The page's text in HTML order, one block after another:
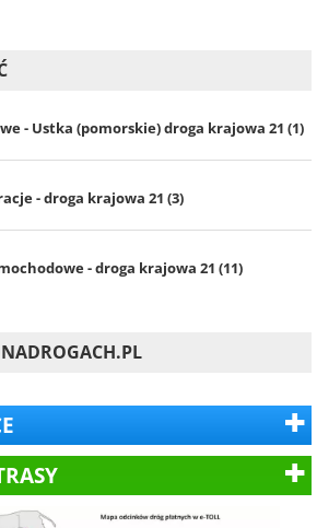
- Ustka (pomorskie) droga krajowa 21 (1)
- droga krajowa 21 (3)
- droga krajowa 21 (11)